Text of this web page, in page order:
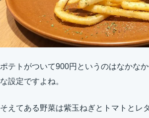
ポテトがついて900円というのはなかな
な設定ですよね。
そえてある野菜は紫玉ねぎとトマトとレ